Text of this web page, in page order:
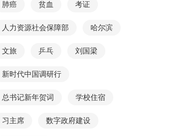
肺癌 贫血 考证
人力资源社会保障部 哈尔滨
文旅 乒乓 刘国梁
新时代中国调研行
总书记新年贺词 学校住宿
习主席 数字政府建设